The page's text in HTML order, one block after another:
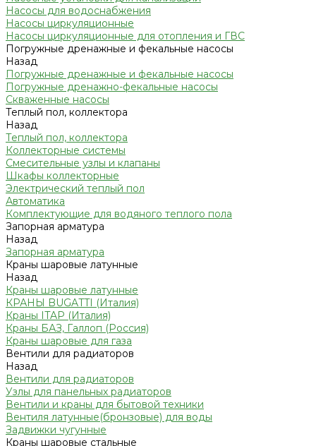
Насосы для водоснабжения
Насосы циркуляционные
Насосы циркуляционные для отопления и ГВС
Погружные дренажные и фекальные насосы
Назад
Погружные дренажные и фекальные насосы
Погружные дренажно-фекальные насосы
Скваженные насосы
Теплый пол, коллектора
Назад
Теплый пол, коллектора
Коллекторные системы
Смесительные узлы и клапаны
Шкафы коллекторные
Электрический теплый пол
Автоматика
Комплектующие для водяного теплого пола
Запорная арматура
Назад
Запорная арматура
Краны шаровые латунные
Назад
Краны шаровые латунные
КРАНЫ BUGATTI (Италия)
Краны ITAP (Италия)
Краны БАЗ, Галлоп (Россия)
Краны шаровые для газа
Вентили для радиаторов
Назад
Вентили для радиаторов
Узлы для панельных радиаторов
Вентили и краны для бытовой техники
Вентиля латунные(бронзовые) для воды
Задвижки чугунные
Краны шаровые стальные